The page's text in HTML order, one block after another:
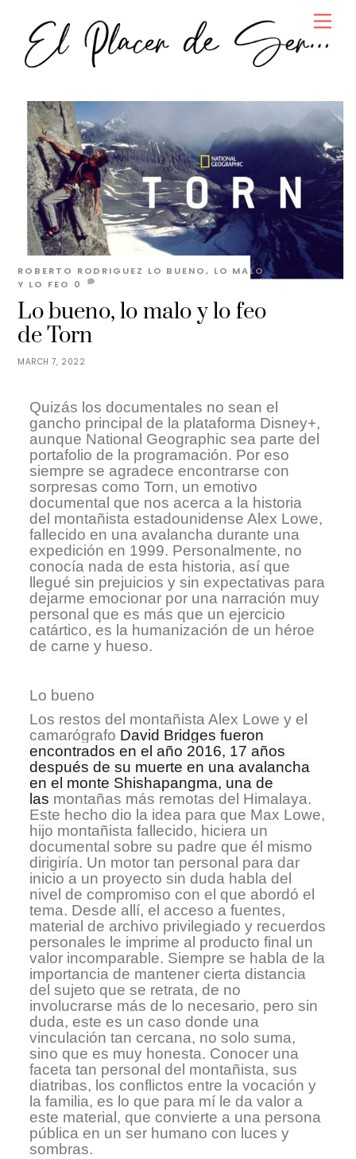
content
MARCH 7, 2022
Lo bueno, lo malo y lo feo
de Torn
ROBERTO RODRIGUEZ LO BUENO, LO MALO
Y LO FEO 0
Quizás los documentales no sean el
gancho principal de la plataforma Disney+,
aunque National Geographic sea parte del
portafolio de la programación. Por eso
siempre se agradece encontrarse con
sorpresas como Torn, un emotivo
documental que nos acerca a la historia
del montañista estadounidense Alex Lowe,
fallecido en una avalancha durante una
expedición en 1999. Personalmente, no
conocía nada de esta historia, así que
llegué sin prejuicios y sin expectativas para
dejarme emocionar por una narración muy
personal que es más que un ejercicio
catártico, es la humanización de un héroe
de carne y hueso.
Lo bueno
Los restos del montañista Alex Lowe y el
camarógrafo David Bridges fueron
encontrados en el año 2016, 17 años
después de su muerte en una avalancha
en el monte Shishapangma, una de
las montañas más remotas del Himalaya.
Este hecho dio la idea para que Max Lowe,
hijo montañista fallecido, hiciera un
documental sobre su padre que él mismo
dirigiría. Un motor tan personal para dar
inicio a un proyecto sin duda habla del
nivel de compromiso con el que abordó el
tema. Desde allí, el acceso a fuentes,
material de archivo privilegiado y recuerdos
personales le imprime al producto final un
valor incomparable. Siempre se habla de la
importancia de mantener cierta distancia
del sujeto que se retrata, de no
involucrarse más de lo necesario, pero sin
duda, este es un caso donde una
vinculación tan cercana, no solo suma,
sino que es muy honesta. Conocer una
faceta tan personal del montañista, sus
diatribas, los conflictos entre la vocación y
la familia, es lo que para mí le da valor a
este material, que convierte a una persona
pública en un ser humano con luces y
sombras.